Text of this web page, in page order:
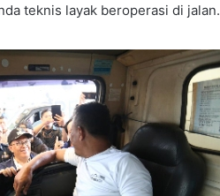
teknis layak beroperasi di jalan.